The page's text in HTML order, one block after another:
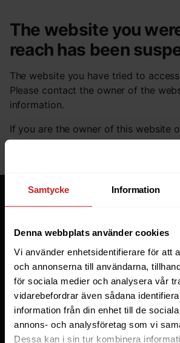
Samtycke Information
Denna webbplats använder cookies
Vi använder enhetsidentifierare för att
och annonserna till användarna,
för sociala medier och analysera vår
vidarebefordrar även sådana
information från din enhet till de
annons- och analysföretag som vi
Dessa kan i sin tur kombinera
The website you
reach has been
The website you have tried to
Please contact the owner of the
information.
If you are the owner of this website
pleaseread this FAQthat goes
common reasons for a website to
Managed Server
Cloud
Microsoft 365 Business
Fler tjänster